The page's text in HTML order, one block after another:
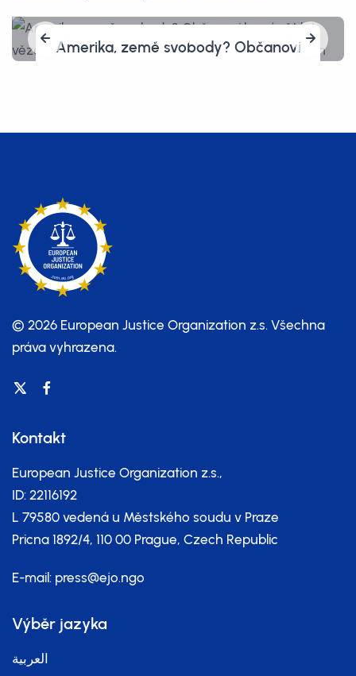
Obžalovaní Pavel Blažek, Tomáš
© 2026 European Justice Organization z.s.
European Justice Organization z.s.,
ID: 22116192
L 79580 vedená u Městského soudu v Praze